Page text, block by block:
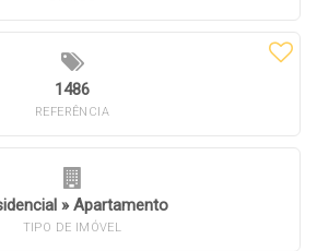
1486
REFERÊNCIA
» Apartamento
TIPO DE IMÓVEL